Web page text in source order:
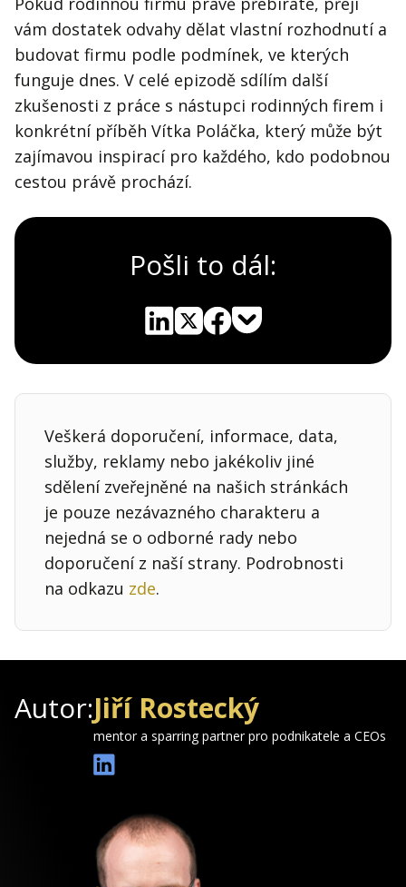
vám dostatek odvahy dělat vlastní rozhodnutí a
budovat firmu podle podmínek, ve kterých
funguje dnes. V celé epizodě sdílím další
zkušenosti z práce s nástupci rodinných firem i
konkrétní příběh Vítka Poláčka, který může být
zajímavou inspirací pro každého, kdo podobnou
cestou právě prochází.
Pošli to dál:
Veškerá doporučení, informace, data,
služby, reklamy nebo jakékoliv jiné
sdělení zveřejněné na našich stránkách
je pouze nezávazného charakteru a
nejedná se o odborné rady nebo
doporučení z naší strany. Podrobnosti
na odkazu zde.
Autor:Jiří Rostecký
mentor a sparring partner pro podnikatele a CEOs